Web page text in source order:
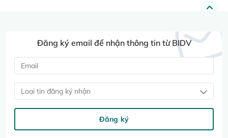
Đăng ký email để nhận thông tin từ BIDV
Loại tin đăng ký nhận
Đăng ký